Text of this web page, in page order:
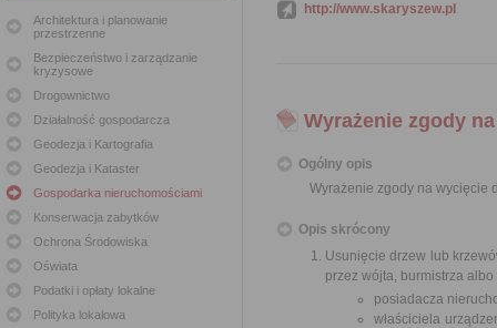
Architektura i planowanie
przestrzenne
Bezpieczeństwo i zarządzanie
kryzysowe
Drogownictwo
Działalność gospodarcza
Geodezja i Kartografia
Geodezja i Kataster
Gospodarka nieruchomościami
Konserwacja zabytków
Ochrona Środowiska
Oświata
Podatki i opłaty lokalne
Polityka lokalowa
http://www.skaryszew.pl
Wyrażenie zgody
Ogólny opis
Wyrażenie zgody na wycięcie
Opis skrócony
Usunięcie drzew lub
przez wójta, burmistrza
posiadacza
właściciela